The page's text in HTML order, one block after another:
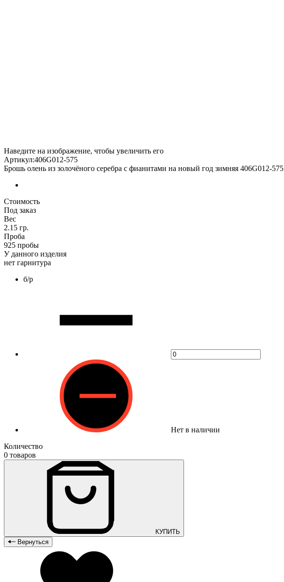
Наведите на изображение, чтобы увеличить его
Артикул:406G012-575
Брошь олень из золочёного серебра с фианитами на новый год зимняя 406G012-575
Стоимость
Под заказ
Вес
2.15 гр.
Проба
925 пробы
У данного изделия
нет гарнитура
б/р
Нет в наличии
Количество
0 товаров
КУПИТЬ
Вернуться